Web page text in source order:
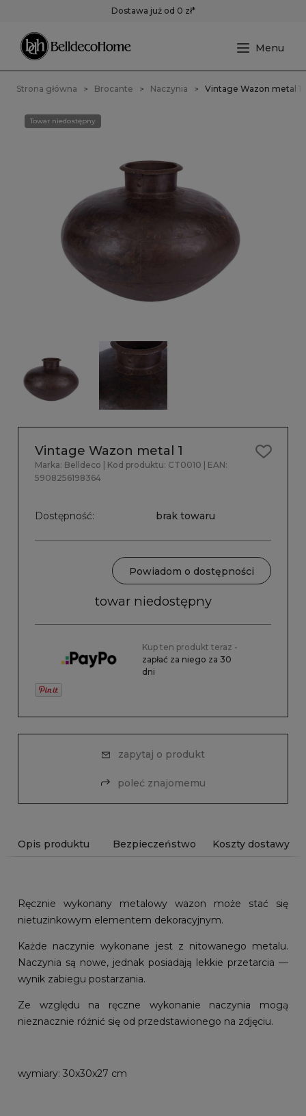
Dostawa już od 0 zł*
Strona główna Brocante Naczynia Vintage Wazon metal 1
Towar niedostępny
Vintage Wazon metal 1
Marka: Belldeco | Kod produktu: CT0010
| EAN:
5908256198364
Dostępność: brak towaru
Powiadom o dostępności
towar niedostępny
Kup ten produkt teraz -
zapłać za niego za 30
dni
zapytaj o produkt
poleć znajomemu
Opis produktu Bezpieczeństwo Koszty dostawy
Ręcznie wykonany metalowy wazon może stać się
nietuzinkowym elementem dekoracyjnym.
Każde naczynie wykonane jest z nitowanego metalu.
Naczynia są nowe, jednak posiadają lekkie przetarcia —
wynik zabiegu postarzania.
Ze względu na ręczne wykonanie naczynia mogą
nieznacznie różnić się od przedstawionego na zdjęciu.
wymiary: 30x30x27 cm